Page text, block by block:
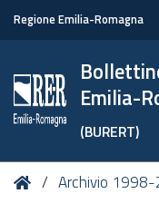
Regione Emilia-Romagna
Emilia-
(BURERT)
Tu HomeArchivio